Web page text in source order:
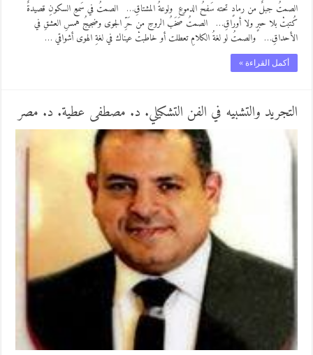
الصمتُ جبلٌ من رمادٍ تحته سَفحُ الدموعِ ولوعةُ المشتاقِ… الصمتُ في سَمعِ السكونِ قصيدةٌ
كُتبتْ بلا حبرٍ ولا أوراقِ… الصمتُ صَخَبُ الروحِ من حَرِّ الجوى وضجيجُ همسِ العشقِ في
الأحداقِ… والصمتُ لو لغةُ الكلامِ تعطلت أو خاطبتْ عيناك في لغةِ الهوى أشواقي …
أكمل القراءة »
التجريد والتشبيه في الفن التشكيلي. د. مصطفى عطية. د. مصر